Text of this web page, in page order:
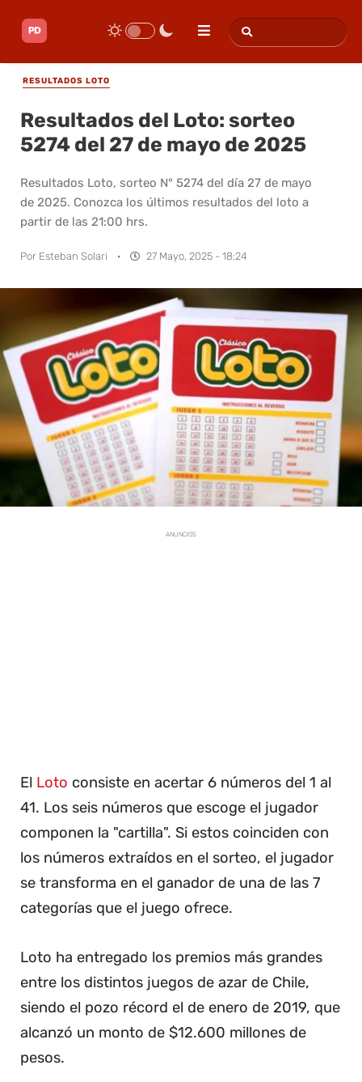
RESULTADOS LOTO
Resultados del Loto: sorteo
5274 del 27 de mayo de 2025
Resultados Loto, sorteo N° 5274 del día 27 de mayo
de 2025. Conozca los últimos resultados del loto a
partir de las 21:00 hrs.
Por Esteban Solari · 27 Mayo, 2025 - 18:24
ANUNCIOS
El Loto consiste en acertar 6 números del 1 al
41. Los seis números que escoge el jugador
componen la "cartilla". Si estos coinciden con
los números extraídos en el sorteo, el jugador
se transforma en el ganador de una de las 7
categorías que el juego ofrece.
Loto ha entregado los premios más grandes
entre los distintos juegos de azar de Chile,
siendo el pozo récord el de enero de 2019, que
alcanzó un monto de $12.600 millones de
pesos.